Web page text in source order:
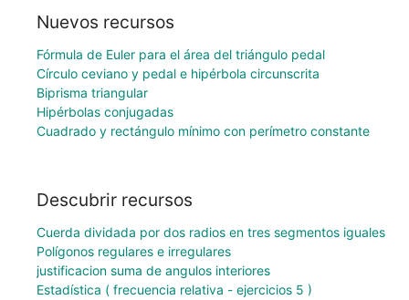
Nuevos recursos
Fórmula de Euler para el área del triángulo pedal
Círculo ceviano y pedal e hipérbola circunscrita
Biprisma triangular
Hipérbolas conjugadas
Cuadrado y rectángulo mínimo con perímetro constante
Descubrir recursos
Cuerda dividada por dos radios en tres segmentos iguales
Polígonos regulares e irregulares
justificacion suma de angulos interiores
Estadística ( frecuencia relativa - ejercicios 5 )